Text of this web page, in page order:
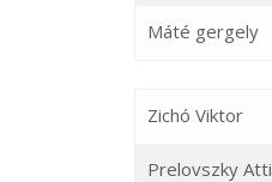
Máté gergely
Zichó Viktor
Prelovszky